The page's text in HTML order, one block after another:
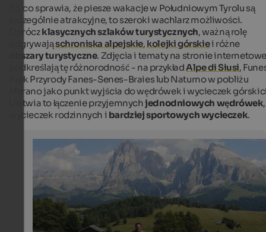
Hiking on Seiser Alm
Seiser Alm is a paradise for hikers and nature lovers.
Laurin Moser - Seiser Alm Marketing
To, co sprawia, że piesze wakacje w Południowym Tyrolu są
szczególnie atrakcyjne, to szeroki wachlarz możliwości.
Opróczklasycznych szlaków turystycznych, ważną rolę
odgrywająschroniska alpejskie, kolejki górskiei różne
obszary turystyczne. Zdjęcia i tematy na stronie
podkreślają tę różnorodność - na przykład Alpe di Siusi,
Park Przyrody Fanes-Senes-Braies lub Naturno w pobliżu
Merano jako punkt wyjścia do wędrówek i wycieczek
Ułatwia to łączenie przyjemnychjednodniowych wędrówek,
wycieczek rodzinnych i bardziej sportowych wycieczek.